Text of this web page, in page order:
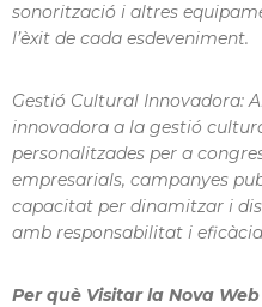
sonorització i altres
l’èxit de cada esdeveniment.
Gestió Cultural Innovadora:
innovadora a la gestió
personalitzades per a
empresarials, campanyes
capacitat per dinamitzar i
amb responsabilitat i
Per què Visitar la Nova Web